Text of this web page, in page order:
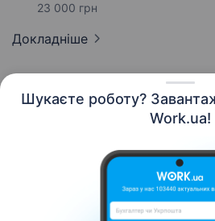
Шукаєте роботу?
Work.ua!
23 000 грн
Докладніше